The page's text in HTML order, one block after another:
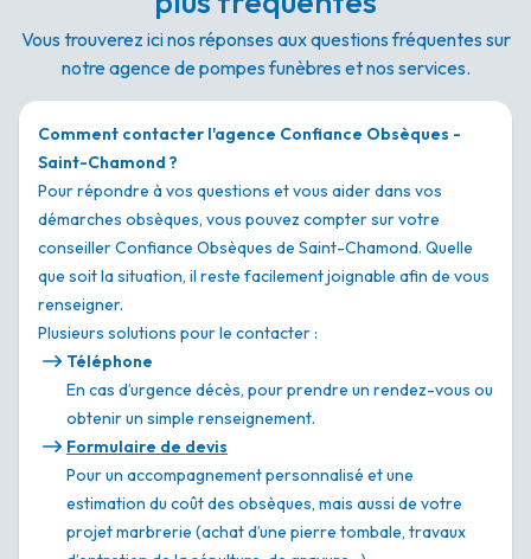
Vous trouverez ici nos réponses aux questions fréquentes sur
notre agence de pompes funèbres et nos services.
Comment contacter l'agence Confiance Obsèques -
Saint-Chamond ?
Pour répondre à vos questions et vous aider dans vos
démarches obsèques, vous pouvez compter sur votre
conseiller Confiance Obsèques de Saint-Chamond. Quelle
que soit la situation, il reste facilement joignable afin de vous
renseigner.
Plusieurs solutions pour le contacter :
Téléphone
En cas d’urgence décès, pour prendre un rendez-vous ou
obtenir un simple renseignement.
Formulaire de devis
Pour un accompagnement personnalisé et une
estimation du coût des obsèques, mais aussi de votre
projet marbrerie (achat d’une pierre tombale, travaux